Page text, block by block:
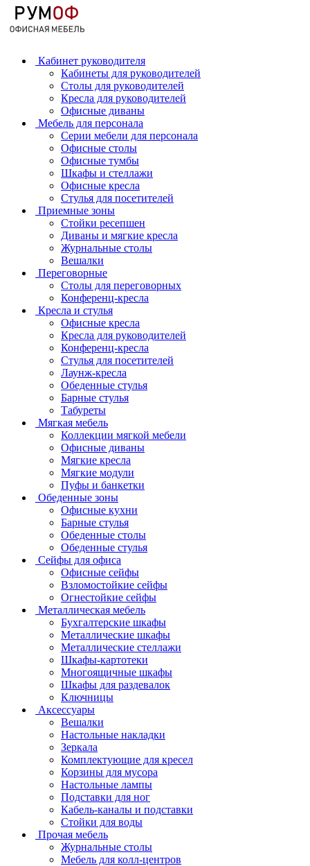
Кабинет руководителя
Кабинеты для руководителей
Столы для руководителей
Кресла для руководителей
Офисные диваны
Мебель для персонала
Серии мебели для персонала
Офисные столы
Офисные тумбы
Шкафы и стеллажи
Офисные кресла
Стулья для посетителей
Приемные зоны
Стойки ресепшен
Диваны и мягкие кресла
Журнальные столы
Вешалки
Переговорные
Столы для переговорных
Конференц-кресла
Кресла и стулья
Офисные кресла
Кресла для руководителей
Конференц-кресла
Стулья для посетителей
Лаунж-кресла
Обеденные стулья
Барные стулья
Табуреты
Мягкая мебель
Коллекции мягкой мебели
Офисные диваны
Мягкие кресла
Мягкие модули
Пуфы и банкетки
Обеденные зоны
Офисные кухни
Барные стулья
Обеденные столы
Обеденные стулья
Сейфы для офиса
Офисные сейфы
Взломостойкие сейфы
Огнестойкие сейфы
Металлическая мебель
Бухгалтерские шкафы
Металлические шкафы
Металлические стеллажи
Шкафы-картотеки
Многоящичные шкафы
Шкафы для раздевалок
Ключницы
Аксессуары
Вешалки
Настольные накладки
Зеркала
Комплектующие для кресел
Корзины для мусора
Настольные лампы
Подставки для ног
Кабель-каналы и подставки
Стойки для воды
Прочая мебель
Журнальные столы
Мебель для колл-центров